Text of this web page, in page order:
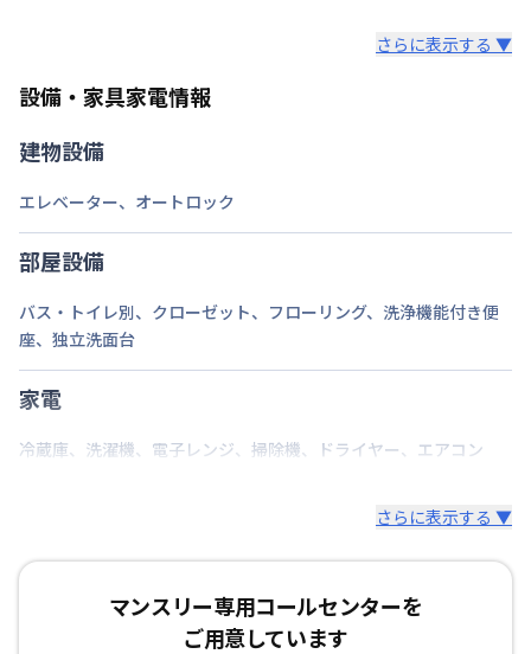
禁煙・喫煙
鹿児島本線
定員
次回更新日
情報更新日
さらに表示する ▼
設備・家具家電情報
建物設備
エレベーター、 オートロック
部屋設備
バス・トイレ別、 クローゼット、 フローリング、 洗浄機能付き便
座、 独立洗面台
家電
冷蔵庫、 洗濯機、 電子レンジ、 掃除機、 ドライヤー、 エアコン
さらに表示する ▼
マンスリー専用コールセンターを
ご用意しています